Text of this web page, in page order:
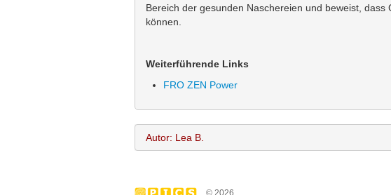
Bereich der gesunden Naschereien und beweist,
können.
Weiterführende Links
FRO ZEN Power
Autor: Lea B.
Email: office@bundesland.bz
© 2026